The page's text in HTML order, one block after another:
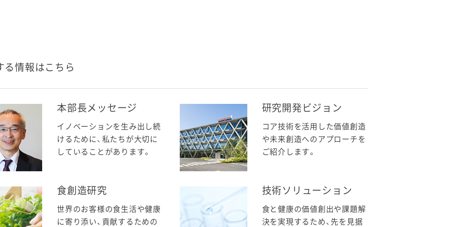
る情報はこちら
本部長メッセージ
イノベーションを生み出し続
けるために、私たちが大切に
していることがあります。
研究開発ビジョン
コア技術を活用した価値創造
や未来創造へのアプローチを
ご紹介します。
食創造研究
世界のお客様の食生活や健康
に寄り添い、貢献するための
技術ソリューション
食と健康の価値創出や課題解
決を実現するため、先を見据